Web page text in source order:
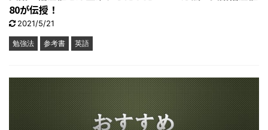
80が伝授！
2021/5/21
勉強法 参考書 英語